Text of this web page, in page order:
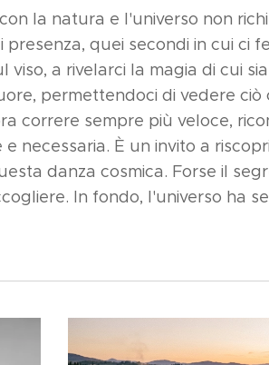
la natura e l'universo non
presenza, quei secondi in cui ci
viso, a rivelarci la magia di cui
permettendoci di vedere
correre sempre più veloce,
necessaria. È un invito a
danza cosmica. Forse il
In fondo, l'universo ha